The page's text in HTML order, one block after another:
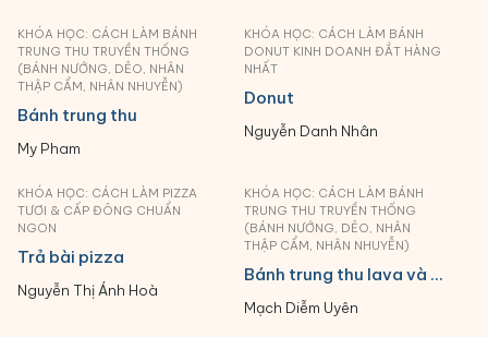
KHÓA HỌC: CÁCH LÀM BÁNH
TRUNG THU TRUYỀN THỐNG
(BÁNH NƯỚNG, DẺO, NHÂN
THẬP CẨM, NHÂN NHUYỄN)
Bánh trung thu
My Pham
KHÓA HỌC: CÁCH LÀM BÁNH
DONUT KINH DOANH ĐẮT HÀNG
NHẤT
Donut
Nguyễn Danh Nhân
KHÓA HỌC: CÁCH LÀM PIZZA
TƯƠI & CẤP ĐÔNG CHUẨN
NGON
Trả bài pizza
Nguyễn Thị Ánh Hoà
KHÓA HỌC: CÁCH LÀM BÁNH
TRUNG THU TRUYỀN THỐNG
(BÁNH NƯỚNG, DẺO, NHÂN
THẬP CẨM, NHÂN NHUYỄN)
Bánh trung thu lava và thập cẩm
Mạch Diễm Uyên